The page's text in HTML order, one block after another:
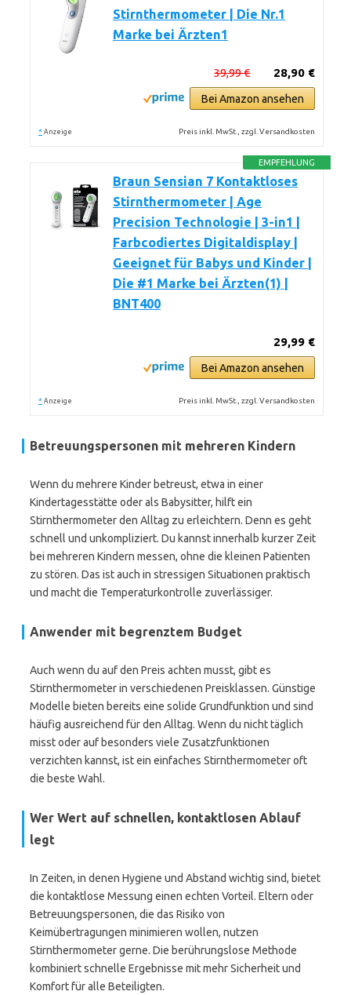
Stirnthermometer | Die Nr.1
Marke bei Ärzten1
28,90 €
39,99 €
Bei Amazon ansehen
* Anzeige Preis inkl. MwSt., zzgl. Versandkosten
EMPFEHLUNG
Braun Sensian 7 Kontaktloses
Stirnthermometer | Age
Precision Technologie | 3-in1 |
Farbcodiertes Digitaldisplay |
Geeignet für Babys und Kinder |
Die #1 Marke bei Ärzten(1) |
BNT400
29,99 €
Bei Amazon ansehen
* Anzeige Preis inkl. MwSt., zzgl. Versandkosten
Betreuungspersonen mit mehreren Kindern
Wenn du mehrere Kinder betreust, etwa in einer
Kindertagesstätte oder als Babysitter, hilft ein
Stirnthermometer den Alltag zu erleichtern. Denn es geht
schnell und unkompliziert. Du kannst innerhalb kurzer Zeit
bei mehreren Kindern messen, ohne die kleinen Patienten
zu stören. Das ist auch in stressigen Situationen praktisch
und macht die Temperaturkontrolle zuverlässiger.
Anwender mit begrenztem Budget
Auch wenn du auf den Preis achten musst, gibt es
Stirnthermometer in verschiedenen Preisklassen. Günstige
Modelle bieten bereits eine solide Grundfunktion und sind
häufig ausreichend für den Alltag. Wenn du nicht täglich
misst oder auf besonders viele Zusatzfunktionen
verzichten kannst, ist ein einfaches Stirnthermometer oft
die beste Wahl.
Wer Wert auf schnellen, kontaktlosen Ablauf
legt
In Zeiten, in denen Hygiene und Abstand wichtig sind, bietet
die kontaktlose Messung einen echten Vorteil. Eltern oder
Betreuungspersonen, die das Risiko von
Keimübertragungen minimieren wollen, nutzen
Stirnthermometer gerne. Die berührungslose Methode
kombiniert schnelle Ergebnisse mit mehr Sicherheit und
Komfort für alle Beteiligten.